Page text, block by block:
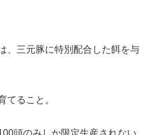
、三元豚に特別配合した餌を与
てること。